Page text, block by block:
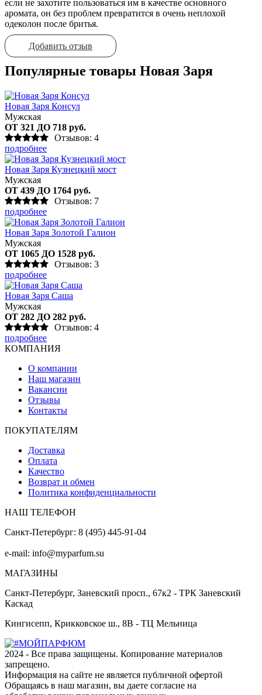
если не захотите пользоваться им в качестве основного
аромата, он без проблем превратится в очень неплохой
одеколон после бритья.
Добавить отзыв
Популярные товары Новая Заря
Новая Заря Консул
Мужская
ОТ 321 ДО 718 руб.
Отзывов: 4
подробнее
Новая Заря Кузнецкий мост
Мужская
ОТ 439 ДО 1764 руб.
Отзывов: 7
подробнее
Новая Заря Золотой Галион
Мужская
ОТ 1065 ДО 1528 руб.
Отзывов: 3
подробнее
Новая Заря Саша
Мужская
ОТ 282 ДО 282 руб.
Отзывов: 4
подробнее
КОМПАНИЯ
О компании
Наш магазин
Вакансии
Отзывы
Контакты
ПОКУПАТЕЛЯМ
Доставка
Оплата
Качество
Возврат и обмен
Политика конфиденциальности
НАШ ТЕЛЕФОН
Санкт-Петербург: 8 (495) 445-91-04
e-mail: info@myparfum.su
МАГАЗИНЫ
Санкт-Петербург, Заневский просп., 67к2 - ТРК Заневский
Каскад
Кингисепп, Крикковское ш., 8В - ТЦ Мельница
2024 - Все права защищены. Копирование материалов
запрещено.
Информация на сайте не является публичной офертой
Обращаясь в наш магазин, вы даете согласие на